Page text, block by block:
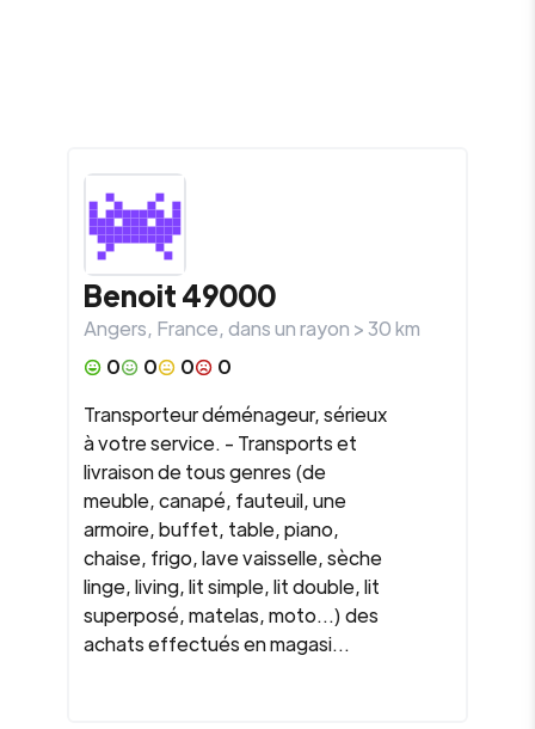
Benoit 49000
Angers, France, dans un rayon >30km
0
0 0
0
Transporteur déménageur, sérieux
à votre service. - Transports et
livraison de tous genres (de
meuble, canapé, fauteuil, une
armoire, buffet, table, piano,
chaise, frigo, lave vaisselle, sèche
linge, living, lit simple, lit double, lit
superposé, matelas, moto...) des
achats effectués en magasi...